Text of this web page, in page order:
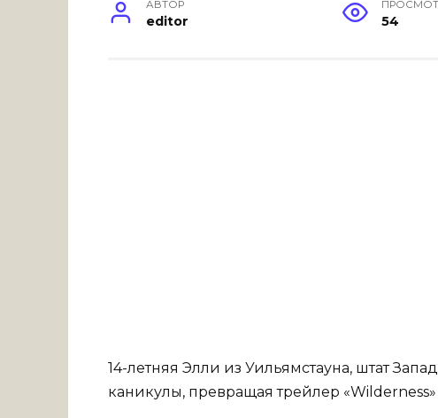
АВТОР
editor 54
14-летняя Элли из Уильямстауна, штат
каникулы, превращая трейлер